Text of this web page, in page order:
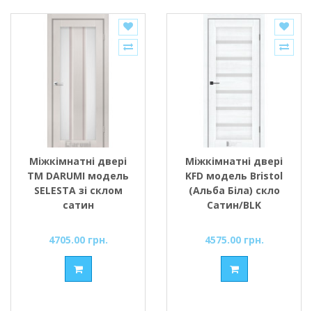
Міжкімнатні двері
ТМ DARUMI модель
SELESTA зі склом
сатин
4705.00 грн.
Міжкімнатні двері
KFD модель Bristol
(Альба Біла) скло
Сатин/BLK
4575.00 грн.